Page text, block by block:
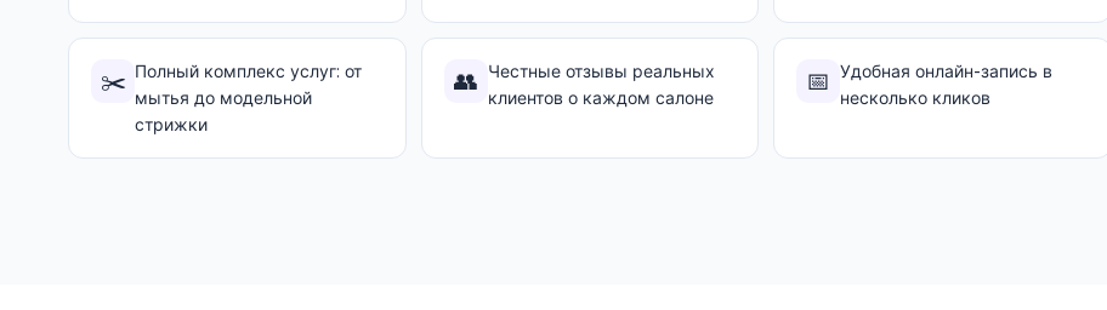
✂️ Полный комплекс услуг: от
мытья до модельной
стрижки
👥 Честные отзывы реальных
клиентов о каждом салоне
📅
Удобная онлайн-запись в
несколько кликов